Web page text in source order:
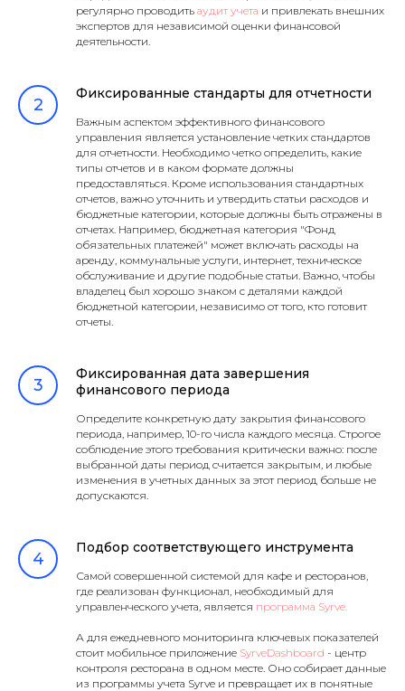
регулярно проводить аудит учета и привлекать внешних
экспертов для независимой оценки финансовой
деятельности.
Фиксированные стандарты для отчетности
Важным аспектом эффективного финансового
управления является установление четких стандартов
для отчетности. Необходимо четко определить, какие
типы отчетов и в каком формате должны
предоставляться. Кроме использования стандартных
отчетов, важно уточнить и утвердить статьи расходов и
бюджетные категории, которые должны быть отражены в
отчетах. Например, бюджетная категория "Фонд
обязательных платежей" может включать расходы на
аренду, коммунальные услуги, интернет, техническое
обслуживание и другие подобные статьи. Важно, чтобы
владелец был хорошо знаком с деталями каждой
бюджетной категории, независимо от того, кто готовит
отчеты.
Фиксированная дата завершения
финансового периода
Определите конкретную дату закрытия финансового
периода, например, 10-го числа каждого месяца. Строгое
соблюдение этого требования критически важно: после
выбранной даты период считается закрытым, и любые
изменения в учетных данных за этот период больше не
допускаются.
Подбор соответствующего инструмента
Самой совершенной системой для кафе и ресторанов,
где реализован функционал, необходимый для
управленческого учета, является программа Syrve.
А для ежедневного мониторинга ключевых показателей
стоит мобильное приложение SyrveDashboard - центр
контроля ресторана в одном месте. Оно собирает данные
из программы учета Syrve и превращает их в понятные